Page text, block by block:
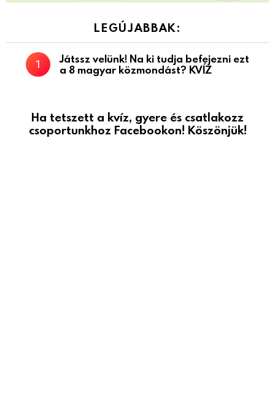
LEGÚJABBAK:
Játssz velünk! Na ki tudja befejezni ezt
a 8 magyar közmondást? KVÍZ
Ha tetszett a kvíz, gyere és csatlakozz
csoportunkhoz Facebookon! Köszönjük!